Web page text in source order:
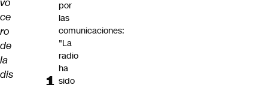
ce
ro
de
la
dis
por
las
comunicaciones:
"La
radio
ha
sido